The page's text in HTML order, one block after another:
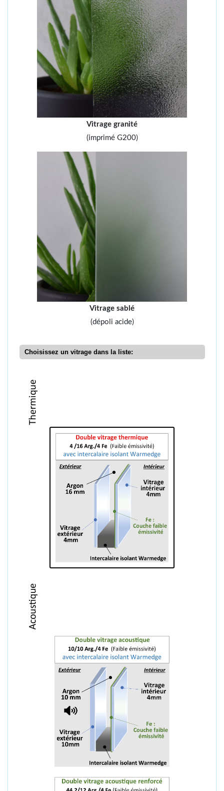
Vitrage granité
(imprimé G200)
Vitrage sablé
(dépoli acide)
Choisissez un vitrage dans la liste: